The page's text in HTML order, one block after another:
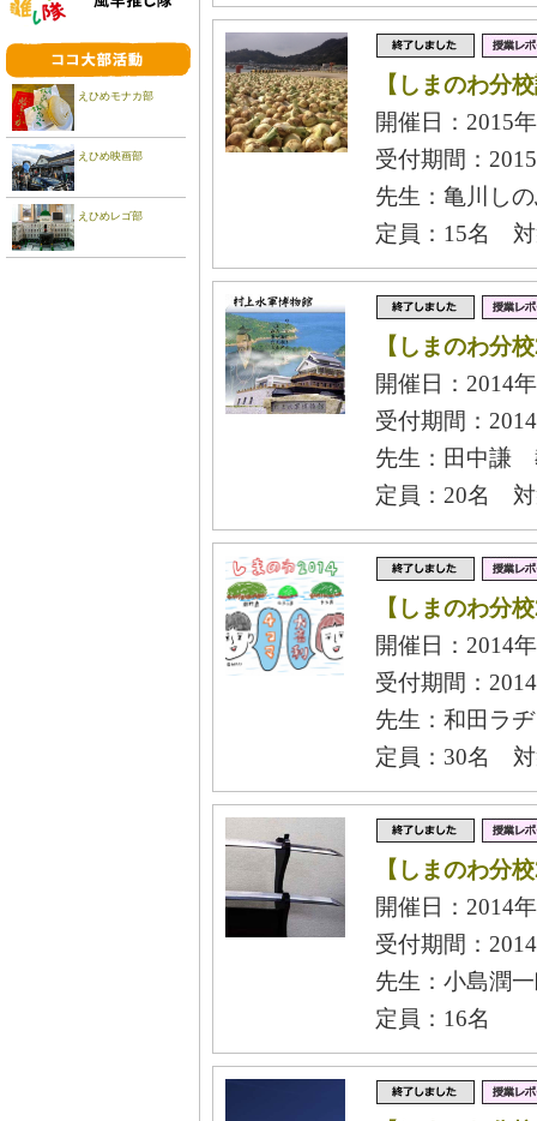
えひめモナカ部
えひめ映画部
えひめレゴ部
【しまのわ分
開催日：2015
受付期間：
先生：亀川し
定員：15名 対
【しまのわ分
開催日：2014
受付期間：
先生：田中謙
定員：20名 対
【しまのわ分
開催日：2014
受付期間：
先生：和田ラ
定員：30名 対
【しまのわ分
開催日：2014
受付期間：
先生：小島潤
定員：16名